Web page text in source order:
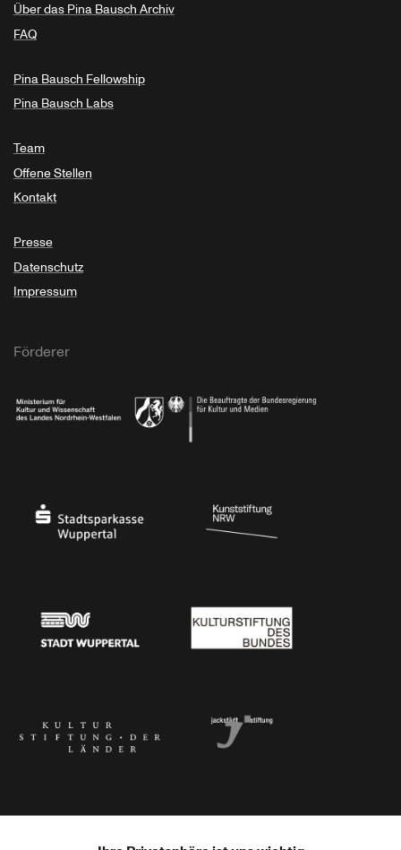
Über das Pina Bausch Archiv
FAQ
Pina Bausch Fellowship
Pina Bausch Labs
Team
Offene Stellen
Kontakt
Presse
Datenschutz
Impressum
Förderer